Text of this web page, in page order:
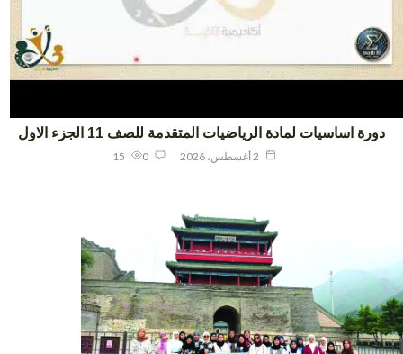
اساسيات لمادة الرياضيات المتقدمة للصف 11 الجزء الاول
15